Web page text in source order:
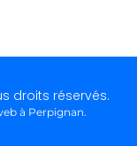
droits réservés.
à Perpignan.